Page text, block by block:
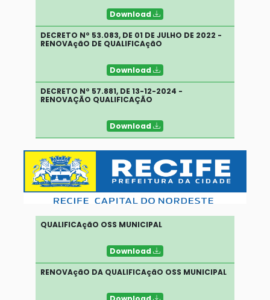
Download
DECRETO Nº 53.083, DE 01 DE JULHO DE 2022 -
RENOVAçãO DE QUALIFICAçãO
Download
DECRETO Nº 57.881, DE 13-12-2024 -
RENOVAÇÃO QUALIFICAÇÃO
Download
QUALIFICAçãO OSS MUNICIPAL
Download
RENOVAçãO DA QUALIFICAçãO OSS MUNICIPAL